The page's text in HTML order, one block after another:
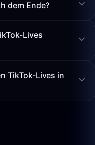
dem Ende?
Lives
TikTok-Lives in